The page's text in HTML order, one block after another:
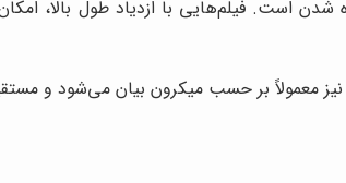
است. فیلم‌هایی با ازدیاد طول بالا،
معمولاً بر حسب میکرون بیان می‌شود و